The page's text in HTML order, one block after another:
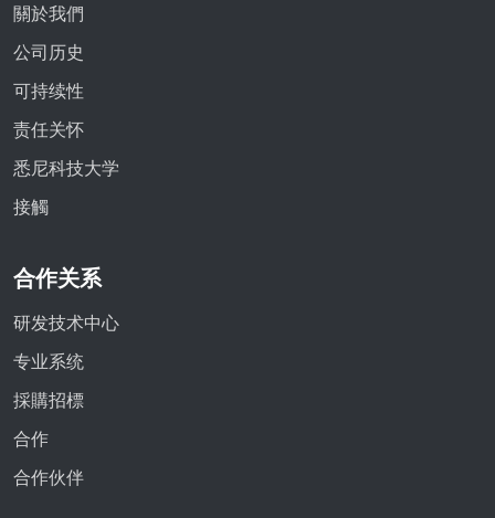
關於我們
公司历史
可持续性
责任关怀
悉尼科技大学
接觸
合作关系
研发技术中心
专业系统
採購招標
合作
合作伙伴